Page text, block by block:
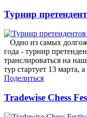
Турнир
Одно из самых
года - турнир
транслироваться на
тур стартует 13 марта,
Поделиться
Tradewise Chess